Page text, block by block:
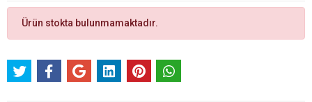
Ürün stokta bulunmamaktadır.